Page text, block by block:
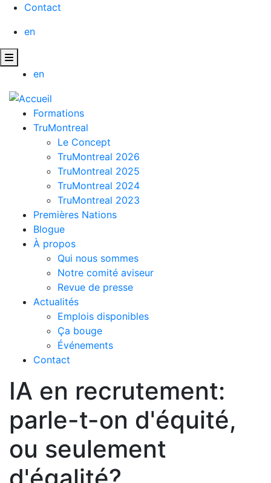
Contact
en
en
Formations
TruMontreal
Le Concept
TruMontreal 2026
TruMontreal 2025
TruMontreal 2024
TruMontreal 2023
Premières Nations
Blogue
À propos
Qui nous sommes
Notre comité aviseur
Revue de presse
Actualités
Emplois disponibles
Ça bouge
Événements
Contact
IA en recrutement:
parle-t-on d'équité,
ou seulement